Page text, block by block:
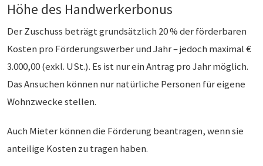
Höhe des Handwerkerbonus
Der Zuschuss beträgt grundsätzlich 20 % der förderbaren
Kosten pro Förderungswerber und Jahr – jedoch maximal €
3.000,00 (exkl. USt.). Es ist nur ein Antrag pro Jahr möglich.
Das Ansuchen können nur natürliche Personen für eigene
Wohnzwecke stellen.
Auch Mieter können die Förderung beantragen, wenn sie
anteilige Kosten zu tragen haben.